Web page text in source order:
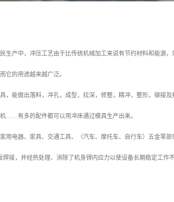
生产中，冲压工艺由于比传统机械加工来说有节约材料和能源
它的用途越来越广泛。
，能做出落料，冲孔，成型，拉深，修整，精冲，整形，铆接
……有多的配件都可以用冲床通过模具生产出来。
用电器、家具、交通工具、（汽车、摩托车、自行车）五金零部
接，并经热处理、消除了机身锝内应力以使设备长期稳定工作不